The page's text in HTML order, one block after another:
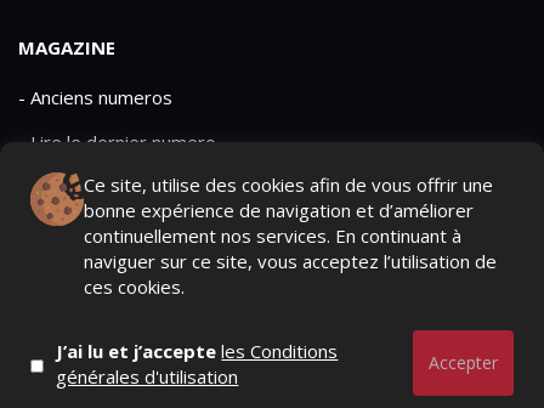
Ce site, utilise des cookies afin de vous offrir une
bonne expérience de navigation et d’améliorer
continuellement nos services. En continuant à
naviguer sur ce site, vous acceptez l’utilisation de
ces cookies.
J’ai lu et j’accepteles Conditions
générales d'utilisation
Accepter
MAGAZINE
- Anciens numeros
- Lire le dernier numero
- Publicite
CONTACTEZ-NOUS
MENTIONS LÉGALES
© Copyright 2026, All Rights Reserved